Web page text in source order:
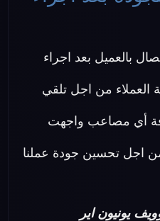
بالعميل بعد اجراء
العملاء من اجل تلقي
أي مصاعب واجهت
من اجل تحسين جودة عملنا
يونيون اير